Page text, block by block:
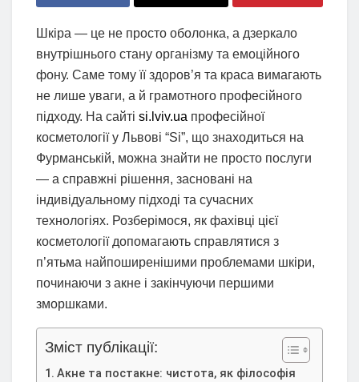
Шкіра — це не просто оболонка, а дзеркало
внутрішнього стану організму та емоційного
фону. Саме тому її здоров’я та краса вимагають
не лише уваги, а й грамотного професійного
підходу. На сайті si.lviv.ua професійної
косметології у Львові “Si”, що знаходиться на
Фурманській, можна знайти не просто послуги
— а справжні рішення, засновані на
індивідуальному підході та сучасних
технологіях. Розберімося, як фахівці цієї
косметології допомагають справлятися з
п’ятьма найпоширенішими проблемами шкіри,
починаючи з акне і закінчуючи першими
зморшками.
Зміст публікації:
Акне та постакне: чистота, як філософія